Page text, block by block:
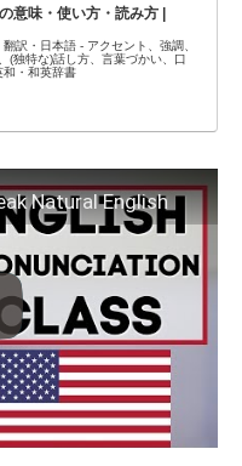
意味・使い方・読み方 |
翻訳・日本語 - アクセント、強調、
(独特な)話し方、言葉づかい、口
和・和英辞書
Natural English